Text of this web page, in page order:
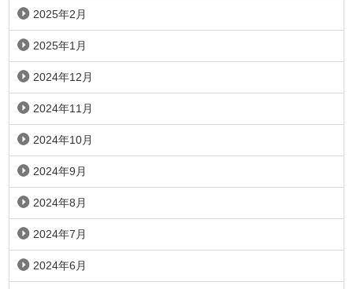
2025年2月
2025年1月
2024年12月
2024年11月
2024年10月
2024年9月
2024年8月
2024年7月
2024年6月